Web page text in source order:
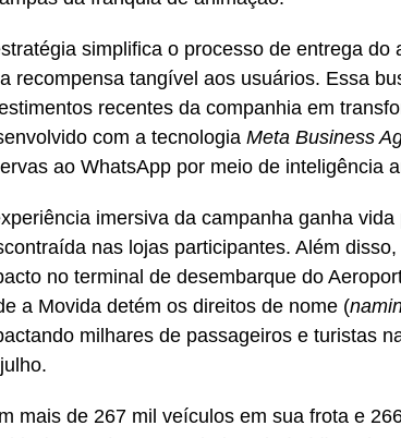
simplifica o processo de entrega
recompensa tangível aos usuários. Essa
recentes da companhia em
com a tecnologia Meta Business
ao WhatsApp por meio de inteligência
imersiva da campanha ganha
nas lojas participantes. Além
no terminal de desembarque do
a Movida detém os direitos de nome (
milhares de passageiros e turistas
mais de 267 mil veículos em sua frota e